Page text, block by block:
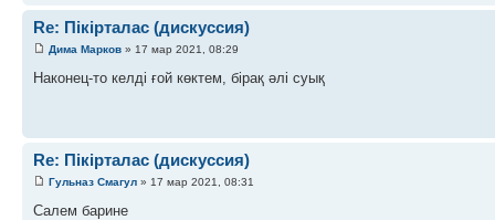
Re: Пікірталас (дискуссия)
Дима Марков » 17 мар 2021, 08:29
Наконец-то келді ғой көктем, бірақ әлі суық
Re: Пікірталас (дискуссия)
Гульназ Смагул » 17 мар 2021, 08:31
Салем барине